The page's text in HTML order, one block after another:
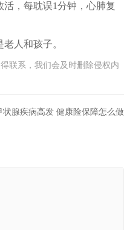
，每耽误1分钟，心肺复
人和孩子。
联系，我们会及时删除侵权内
状腺疾病高发 健康险保障怎么做